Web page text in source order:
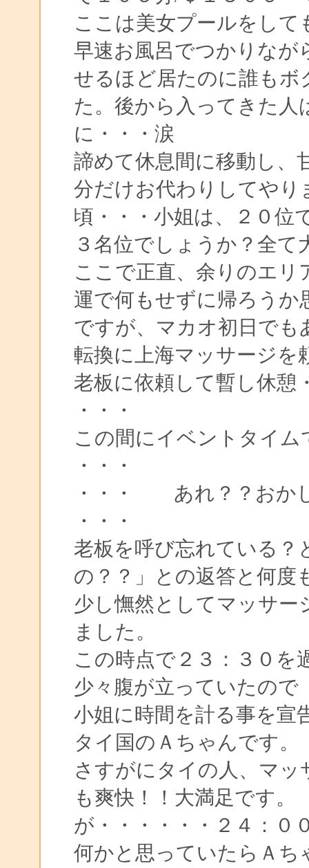
ここは美女プールをし
早速お風呂でつかりなが
せるほど居たのに誰も
た。後から入ってきた
に・・・涙
諦めて休息間に移動し、
分だけお代わりしてやり
頃・・・小姐は、２０位
３名位でしょうか？全て
ここで正直、余りのエリ
運で何もせずに帰ろうか
ですが、マカオ初日でも
転換に上海マッサージを
老板に依頼して暫し休憩
・・・
この間にイベントタイ
・・・
・・・ あれ？？おか
・・・
老板を呼び忘れている？
の？？」との返答と何度
少し憮然としてマッサー
ました。
この時点で２３：３０を
少々腹が立っていたので
小姐に時間を計る事を宣
タイ国のＡちゃんです。
さすがにタイの人、マ
も爽快！！大満足です。
が・・・・・・２４：０
何かと思っていたらＡち